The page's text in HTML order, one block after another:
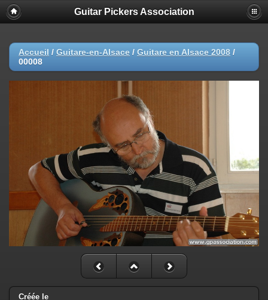
Guitar Pickers Association
Accueil / Guitare-en-Alsace / Guitare en Alsace 2008 /
00008
Créée le